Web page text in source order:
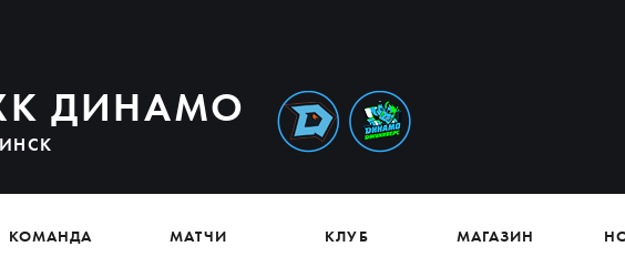
ДИНАМО
КОМАНДА МАТЧИ КЛУБ МАГАЗИН